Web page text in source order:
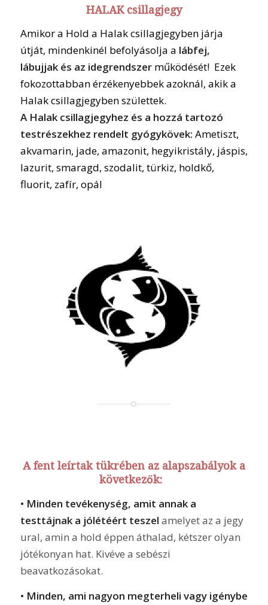
HALAK csillagjegy
Amikor a Hold a Halak csillagjegyben járja
útját, mindenkinél befolyásolja a lábfej,
lábujjak és az idegrendszerműködését! Ezek
fokozottabban érzékenyebbek azoknál, akik a
Halak csillagjegyben születtek.
A Halak csillagjegyhez és a hozzá tartozó
testrészekhez rendelt gyógykövek: Ametiszt,
akvamarin, jade, amazonit, hegyikristály, jáspis,
lazurit, smaragd, szodalit, türkiz, holdkő,
fluorit, zafír, opál
A fent leírtak tükrében az alapszabályok a
következők:
• Minden tevékenység, amit annak a
testtájnak a jólétéért teszel amelyet az a jegy
ural, amin a hold éppen áthalad, kétszer olyan
jótékonyan hat. Kivéve a sebészi
beavatkozásokat.
• Minden, ami nagyon megterheli vagy igénybe